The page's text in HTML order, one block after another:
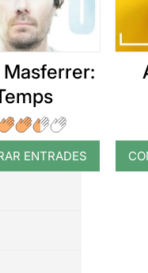
Masferrer:
ENTRADES